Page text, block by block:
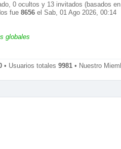
0 ocultos y 13 invitados (basados
fue 8656 el Sab, 01 Ago 2026, 00:14
globales
• Usuarios totales 9981 • Nuestro